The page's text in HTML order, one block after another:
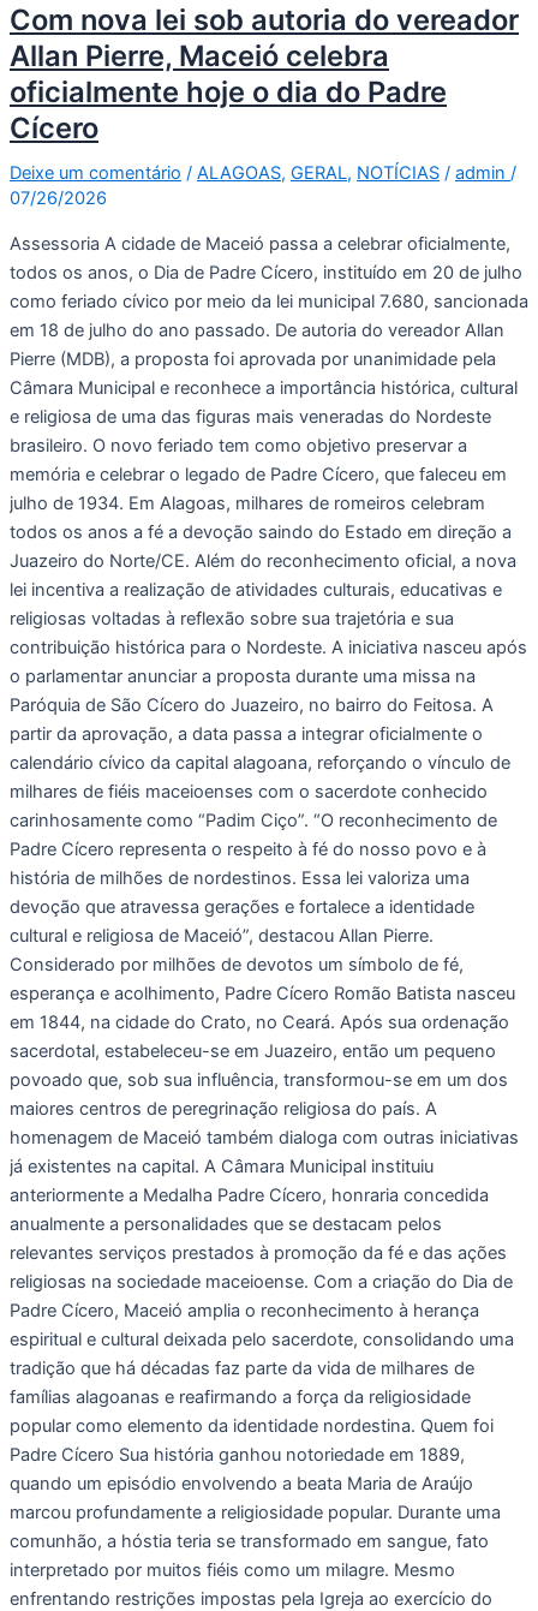
Com nova lei sob autoria do vereador
Allan Pierre, Maceió celebra
oficialmente hoje o dia do Padre
Cícero
Deixe um comentário / ALAGOAS, GERAL, NOTÍCIAS / admin /
07/26/2026
Assessoria A cidade de Maceió passa a celebrar oficialmente,
todos os anos, o Dia de Padre Cícero, instituído em 20 de julho
como feriado cívico por meio da lei municipal 7.680, sancionada
em 18 de julho do ano passado. De autoria do vereador Allan
Pierre (MDB), a proposta foi aprovada por unanimidade pela
Câmara Municipal e reconhece a importância histórica, cultural
e religiosa de uma das figuras mais veneradas do Nordeste
brasileiro. O novo feriado tem como objetivo preservar a
memória e celebrar o legado de Padre Cícero, que faleceu em
julho de 1934. Em Alagoas, milhares de romeiros celebram
todos os anos a fé a devoção saindo do Estado em direção a
Juazeiro do Norte/CE. Além do reconhecimento oficial, a nova
lei incentiva a realização de atividades culturais, educativas e
religiosas voltadas à reflexão sobre sua trajetória e sua
contribuição histórica para o Nordeste. A iniciativa nasceu após
o parlamentar anunciar a proposta durante uma missa na
Paróquia de São Cícero do Juazeiro, no bairro do Feitosa. A
partir da aprovação, a data passa a integrar oficialmente o
calendário cívico da capital alagoana, reforçando o vínculo de
milhares de fiéis maceioenses com o sacerdote conhecido
carinhosamente como “Padim Ciço”. “O reconhecimento de
Padre Cícero representa o respeito à fé do nosso povo e à
história de milhões de nordestinos. Essa lei valoriza uma
devoção que atravessa gerações e fortalece a identidade
cultural e religiosa de Maceió”, destacou Allan Pierre.
Considerado por milhões de devotos um símbolo de fé,
esperança e acolhimento, Padre Cícero Romão Batista nasceu
em 1844, na cidade do Crato, no Ceará. Após sua ordenação
sacerdotal, estabeleceu-se em Juazeiro, então um pequeno
povoado que, sob sua influência, transformou-se em um dos
maiores centros de peregrinação religiosa do país. A
homenagem de Maceió também dialoga com outras iniciativas
já existentes na capital. A Câmara Municipal instituiu
anteriormente a Medalha Padre Cícero, honraria concedida
anualmente a personalidades que se destacam pelos
relevantes serviços prestados à promoção da fé e das ações
religiosas na sociedade maceioense. Com a criação do Dia de
Padre Cícero, Maceió amplia o reconhecimento à herança
espiritual e cultural deixada pelo sacerdote, consolidando uma
tradição que há décadas faz parte da vida de milhares de
famílias alagoanas e reafirmando a força da religiosidade
popular como elemento da identidade nordestina. Quem foi
Padre Cícero Sua história ganhou notoriedade em 1889,
quando um episódio envolvendo a beata Maria de Araújo
marcou profundamente a religiosidade popular. Durante uma
comunhão, a hóstia teria se transformado em sangue, fato
interpretado por muitos fiéis como um milagre. Mesmo
enfrentando restrições impostas pela Igreja ao exercício do